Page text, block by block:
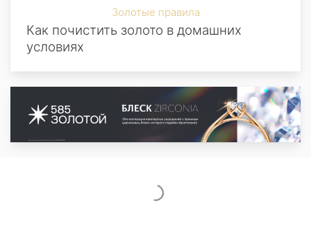
Золотые правила
Как почистить золото в домашних
условиях